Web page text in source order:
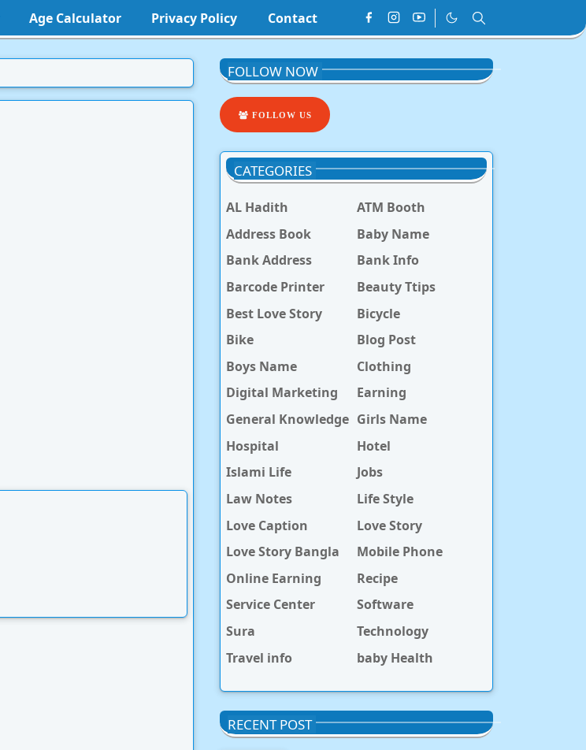
Age Calculator Privacy Policy Contact
FOLLOW NOW
FOLLOW US
CATEGORIES
AL Hadith
ATM Booth
Address Book
Baby Name
Bank Address
Bank Info
Barcode Printer
Beauty Ttips
Best Love Story
Bicycle
Bike
Blog Post
Boys Name
Clothing
Digital Marketing
Earning
General Knowledge Girls Name
Hospital
Hotel
Islami Life
Jobs
Law Notes
Life Style
Love Caption
Love Story
Love Story Bangla
Mobile Phone
Online Earning
Recipe
Service Center
Software
Sura
Technology
Travel info
baby Health
RECENT POST